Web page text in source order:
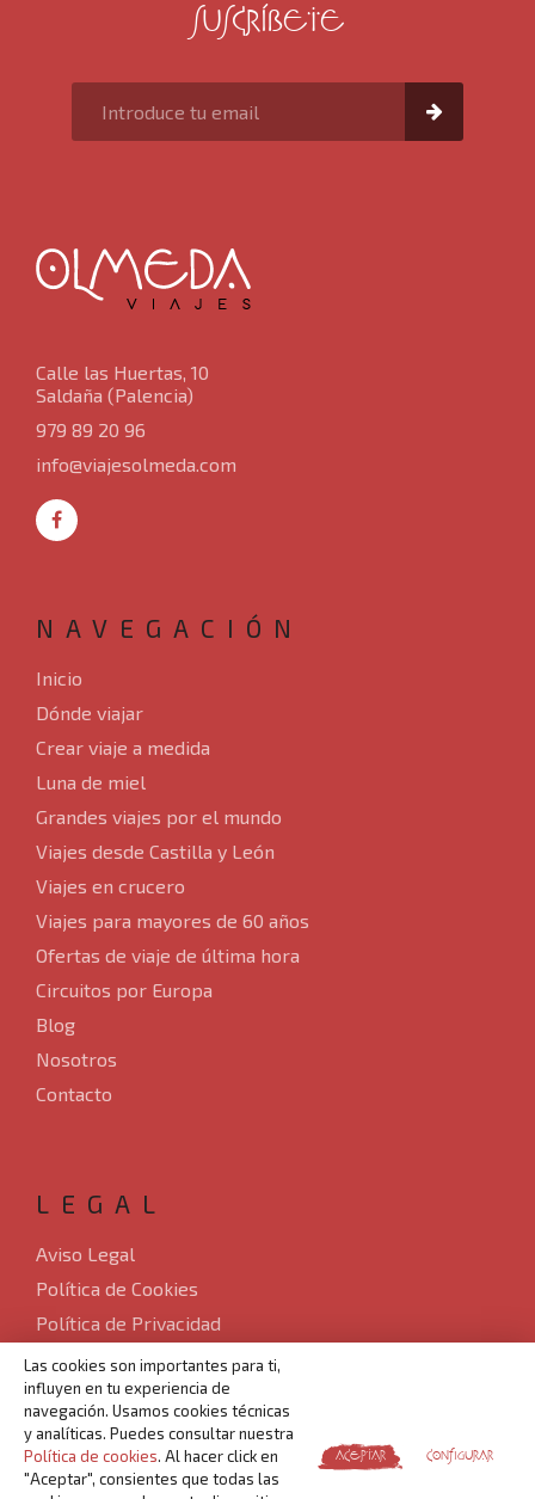
Grandes viajes por el mundo
Viajes desde Castilla y León
Viajes para mayores de 60 años
SUSCRÍBETE
Calle las Huertas, 10
Saldaña (Palencia)
979 89 20 96
info@viajesolmeda.com
NAVEGACIÓN
Inicio
Dónde viajar
Crear viaje a medida
Luna de miel
Grandes viajes por el mundo
Viajes desde Castilla y León
Viajes en crucero
Viajes para mayores de 60 años
Ofertas de viaje de última hora
Circuitos por Europa
Blog
Nosotros
Contacto
LEGAL
Aviso Legal
Política de Cookies
Política de Privacidad
Sitemap
Desarrollado por Verkia ®
Las cookies son importantes para ti,
influyen en tu experiencia de
navegación. Usamos cookies técnicas
y analíticas. Puedes consultar nuestra
Política de cookies. Al hacer click en
"Aceptar", consientes que todas las
ACEPTAR CONFIGURAR